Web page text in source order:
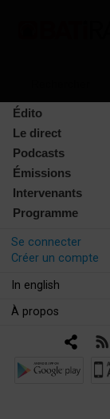
Édito
Le direct
Podcasts
Émissions
Intervenants
Programme
Se connecter
Créer un compte
In english
À propos